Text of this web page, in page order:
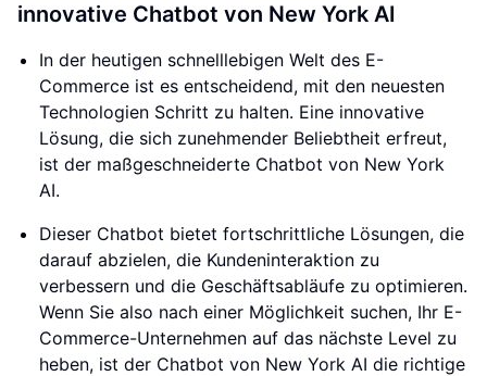
innovative Chatbot von New York AI
In der heutigen schnelllebigen Welt des E-
Commerce ist es entscheidend, mit den neuesten
Technologien Schritt zu halten. Eine innovative
Lösung, die sich zunehmender Beliebtheit erfreut,
ist der maßgeschneiderte Chatbot von New York
AI.
Dieser Chatbot bietet fortschrittliche Lösungen, die
darauf abzielen, die Kundeninteraktion zu
verbessern und die Geschäftsabläufe zu optimieren.
Wenn Sie also nach einer Möglichkeit suchen, Ihr E-
Commerce-Unternehmen auf das nächste Level zu
heben, ist der Chatbot von New York AI die richtige